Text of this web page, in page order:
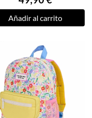
Añadir al carrito